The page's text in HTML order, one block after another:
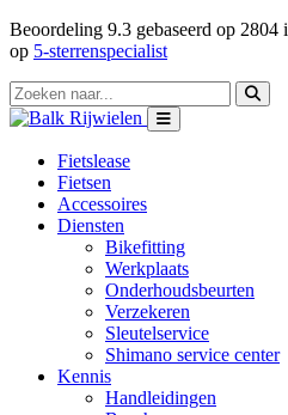
Beoordeling 9.3 gebaseerd op 2804
op 5-sterrenspecialist
Fietslease
Fietsen
Accessoires
Diensten
Bikefitting
Werkplaats
Onderhoudsbeurten
Verzekeren
Sleutelservice
Shimano service center
Kennis
Handleidingen